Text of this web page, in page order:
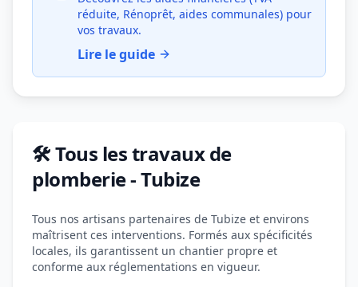
réduite, Rénoprêt, aides communales) pour
vos travaux.
Lire le guide
🛠️ Tous les travaux de
plomberie - Tubize
Tous nos artisans partenaires de Tubize et environs
maîtrisent ces interventions. Formés aux spécificités
locales, ils garantissent un chantier propre et
conforme aux réglementations en vigueur.